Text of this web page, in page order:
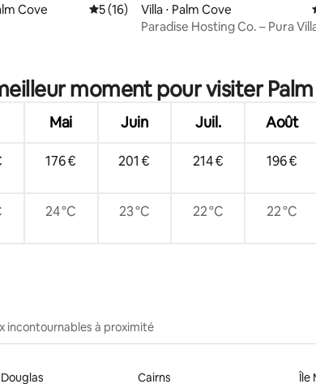
de 8 commentaires : 4,88 sur 5
Cove Évaluation moyenne sur la base de 16
5 (16)
Villa ⋅ Palm Cove
Paradise Hosting Co. – Pura
moment pour visiter
Mai Juin Juil. Août
176 € 201 € 214 € 196 €
24 °C 23 °C 22 °C 22 °C
incontournables à proximité
Cairns Île